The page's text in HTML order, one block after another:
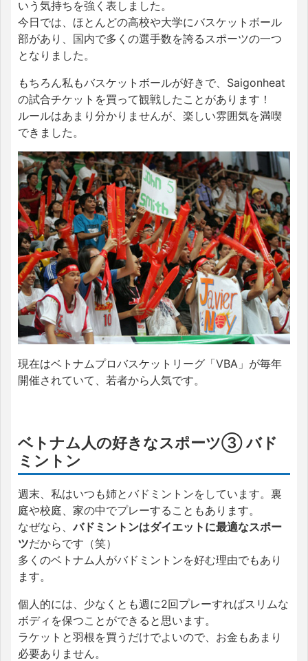
いう気持ちを強く表しました。
今日では、ほとんどの高校や大学にバスケットボール
部があり、国内で多くの選手数を誇るスポーツの一つ
となりました。
もちろん私もバスケットボールが好きで、Saigonheat
の試合チケットを買って観戦したことがあります！
ルールはあまり分かりませんが、楽しい雰囲気を満喫
できました。
現在はベトナムプロバスケットリーグ「VBA」が毎年
開催されていて、若者から人気です。
ベトナム人の好きなスポーツ③ バド
ミントン
週末、私はいつも姉とバドミントンをしています。裏
庭や校庭、家の中でプレーすることもあります。
なぜなら、バドミントンはダイエットに最適なスポー
ツだからです（笑）
多くのベトナム人がバドミントンを好む理由でもあり
ます。
個人的には、少なくとも週に2回プレーすればスリムな
ボディを保つことができると思います。
ラケットと羽根を買うだけでよいので、お金もあまり
必要ありません。